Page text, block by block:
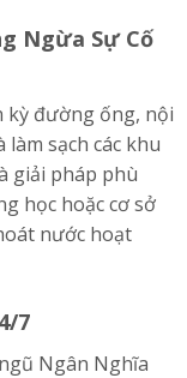
Ngừa Sự Cố
kỳ đường ống, nội
sạch các khu
giải pháp phù
học hoặc cơ sở
nước hoạt
7
Ngân Nghĩa